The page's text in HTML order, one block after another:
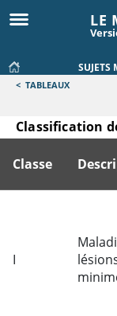
LE
SUJETS
< TABLEAUX
Classification
Classification de
Classe
I